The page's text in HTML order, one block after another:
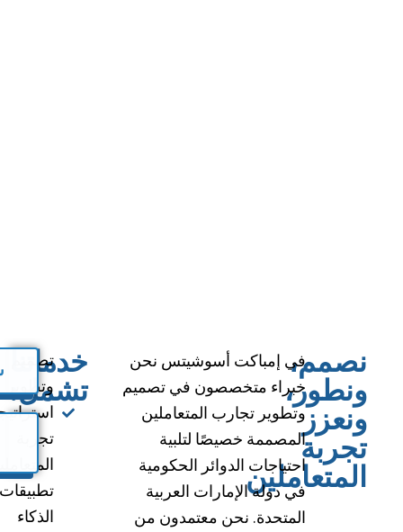
نصمم،
ونطور،
ونعزز
تجربة
المتعاملين
في إمباكت أسوشيتس نحن
خبراء متخصصون في تصميم
وتطوير تجارب المتعاملين
المصممة خصيصًا لتلبية
احتياجات الدوائر الحكومية
في دولة الإمارات العربية
المتحدة. نحن معتمدون من
خدماتنا
تشمل:
تصميم
وتطوير
تجربة
تطبيقات
الذكاء